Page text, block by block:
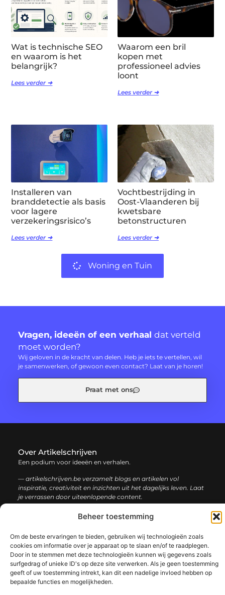
Beheer toestemming
Om de beste ervaringen te bieden, gebruiken wij technologieën zoals
cookies om informatie over je apparaat op te slaan en/of te raadplegen.
Door in te stemmen met deze technologieën kunnen wij gegevens zoals
surfgedrag of unieke ID's op deze site verwerken. Als je geen toestemming
geeft of uw toestemming intrekt, kan dit een nadelige invloed hebben op
bepaalde functies en mogelijkheden.
Wat is technische SEO
en waarom is het
belangrijk?
Lees verder ➜
Waarom een bril
kopen met
professioneel advies
loont
Lees verder ➜
Installeren van
branddetectie als basis
voor lagere
verzekeringsrisico’s
Lees verder ➜
Vochtbestrijding in
Oost-Vlaanderen bij
kwetsbare
betonstructuren
Lees verder ➜
Woning en Tuin
Vragen, ideeën of een verhaal dat verteld
moet worden?
Wij geloven in de kracht van delen. Heb je iets te vertellen, wil
je samenwerken, of gewoon even contact? Laat van je horen!
Praat met ons
Over Artikelschrijven
Een podium voor ideeën en verhalen.
— artikelschrijven.be verzamelt blogs en artikelen vol
inspiratie, creativiteit en inzichten uit het dagelijks leven. Laat
je verrassen door uiteenlopende content.
informatie